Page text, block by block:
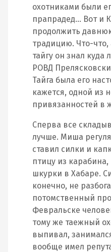
охотниками были
прапрадед… Вот и
продолжить
традицию. Что-что,
тайгу он знал куда
РОВД
Тайга была его
кажется, одной из
привязанностей в
Сперва все
лучше. Миша
ставил силки и
птицу из
шкурки в Хабаре.
конечно, не
потомственный
Февральске
тому же таежный
выпивал,
вообще имел